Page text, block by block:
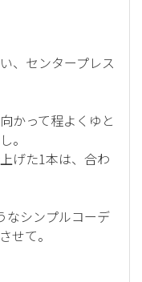
、センタープレス
かって程よくゆと
。
げた1本は、合わ
なシンプルコーデ
せて。